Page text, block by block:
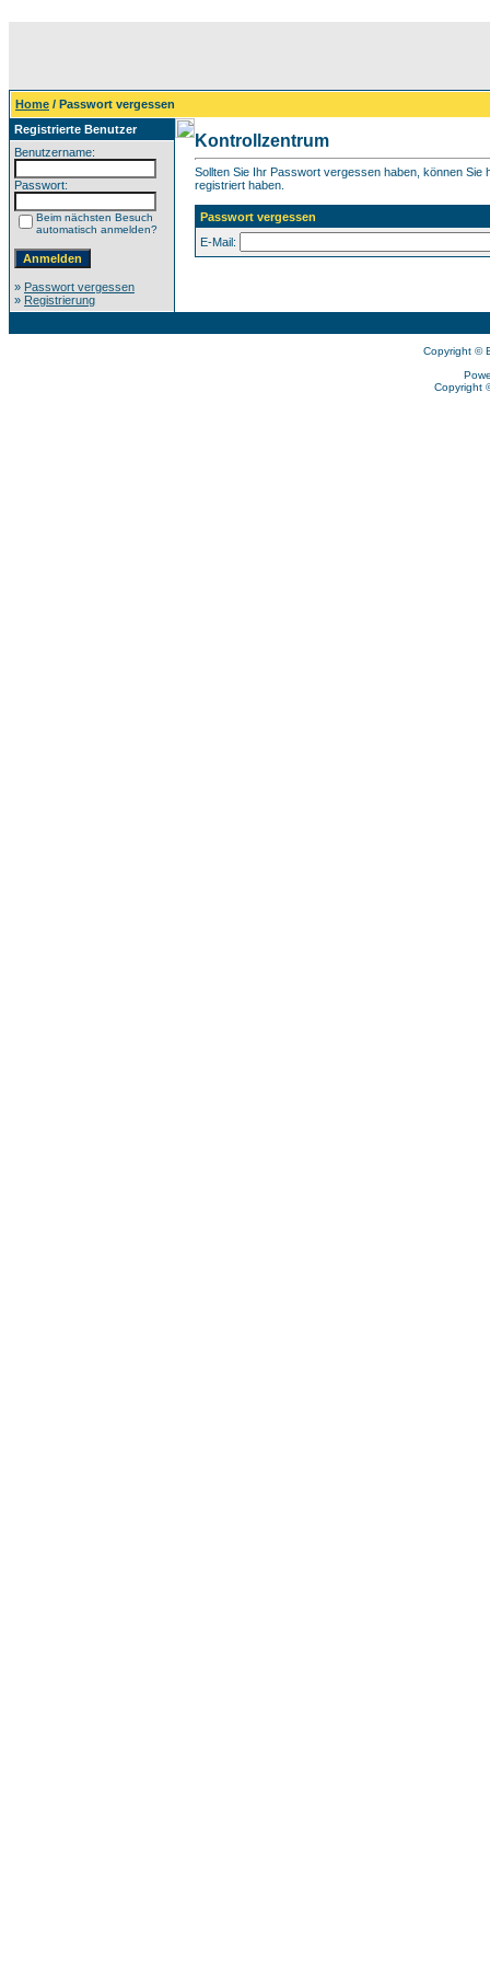
Home / Passwort vergessen
Registrierte Benutzer
Benutzername:
Passwort:
Beim nächsten Besuch
automatisch anmelden?
» Passwort vergessen
» Registrierung
Kontrollzentrum
Sollten Sie Ihr Passwort vergessen haben, können
registriert haben.
Passwort vergessen
E-Mail:
Copyright ©
Copyright